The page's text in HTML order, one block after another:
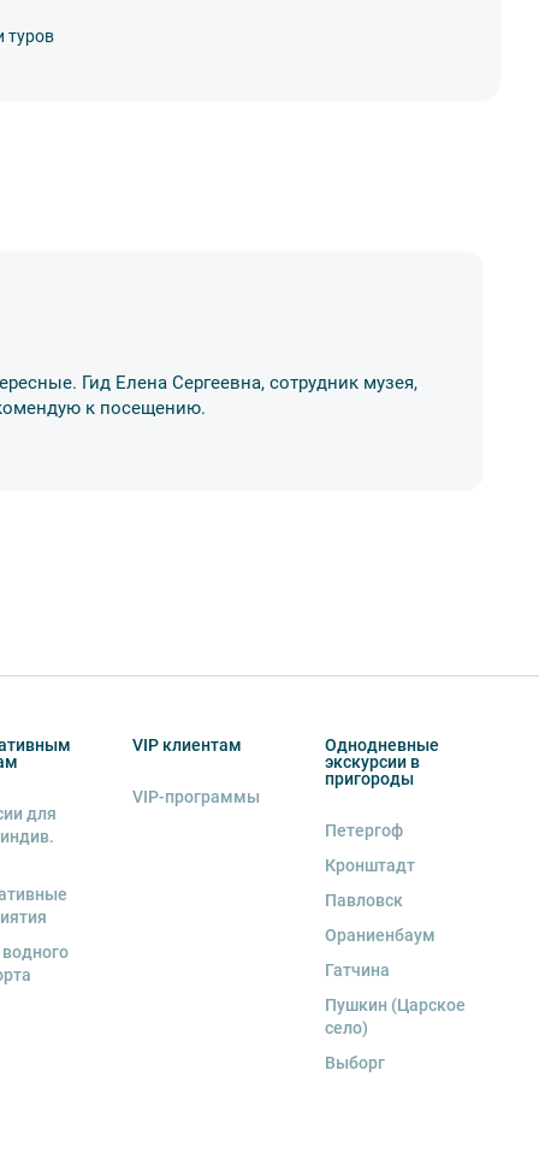
туров
Гид Елена Сергеевна, сотрудник музея,
к посещению.
для
VIP клиентам
VIP-программы
Однодневные
экскурсии в
пригороды
Петергоф
Кронштадт
Павловск
Ораниенбаум
Гатчина
Пушкин (Царское
село)
Выборг